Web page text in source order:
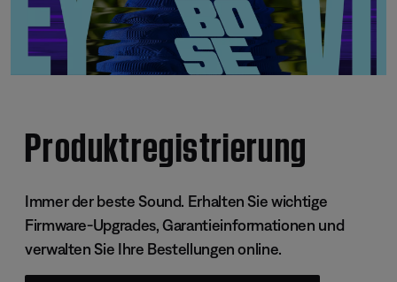
Produktregistrierung
Immer der beste Sound. Erhalten Sie wichtige
Firmware-Upgrades, Garantieinformationen und
verwalten Sie Ihre Bestellungen online.